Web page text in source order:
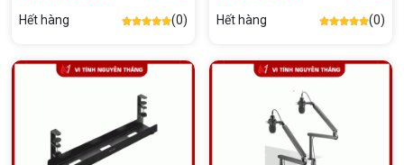
Hết hàng (0) Hết hàng (0)